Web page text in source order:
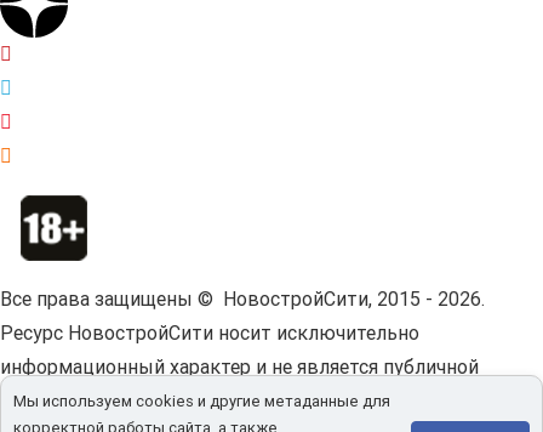
Все права защищены © НовостройСити, 2015 - 2026.
Ресурс НовостройСити носит исключительно
информационный характер и не является публичной
офертой.Пользовательское соглашение.
Мы используем cookies и другие метаданные для
корректной работы сайта, а также